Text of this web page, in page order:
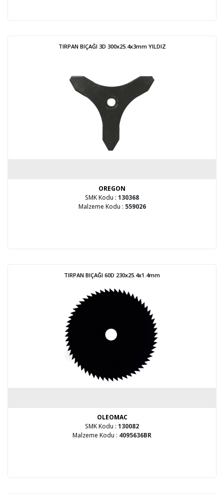
TIRPAN BIÇAĞI 3D 300x25.4x3mm YILDIZ
OREGON
SMK Kodu : 130368
Malzeme Kodu : 559026
TIRPAN BIÇAĞI 60D 230x25.4x1.4mm
OLEOMAC
SMK Kodu : 130082
Malzeme Kodu : 4095636BR